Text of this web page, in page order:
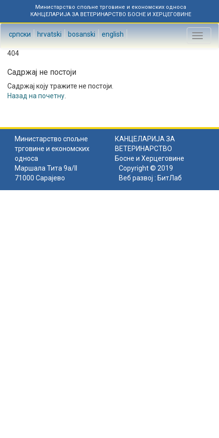
Министарство спољне трговине и економских односа
КАНЦЕЛАРИЈА ЗА ВЕТЕРИНАРСТВО БОСНЕ И ХЕРЦЕГОВИНЕ
српски hrvatski bosanski english
Toggle
404
Садржај не постоји
Садржај коју тражите не постоји.
Назад на почетну
Министарство спољне
трговине и економских
односа
КАНЦЕЛАРИЈА ЗА
ВЕТЕРИНАРСТВО
Босне и Херцеговине
Маршала Тита 9а/II
71000 Сарајево
Copyright © 2019
Веб развој : БитЛаб